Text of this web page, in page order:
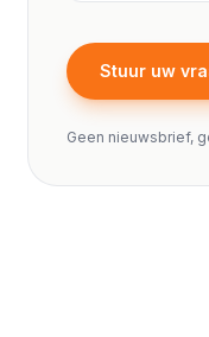
Stuur uw
Geen nieuwsbrief,